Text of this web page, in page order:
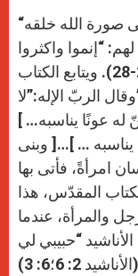
“فخلق الله الإنسان على صورته على صورة الله خلقه
“إنموا واكثروا
واملأوا الأرض واخضعوها…” (تك 1: 27-28). ويتابع الكتاب
الربّ الإله:”لا
عونًا يناسبه… ]
يناسبه … ]…[ وبنى
امرأةً، فأتى بها
22). ويذكر الكتاب المقدّس، هذا
والمرأة، عندما
“حبيبي لي
2: 6؛6: 3)